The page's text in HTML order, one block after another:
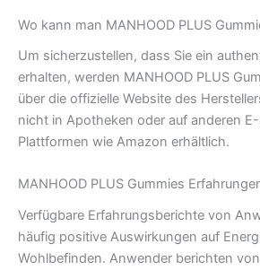
Wo kann man MANHOOD PLUS
Um sicherzustellen, dass Sie ein
erhalten, werden MANHOOD PLUS
über die offizielle Website des
nicht in Apotheken oder auf anderen
Plattformen wie Amazon erhältlich.
MANHOOD PLUS Gummies
Verfügbare Erfahrungsberichte von
häufig positive Auswirkungen auf
Wohlbefinden. Anwender berichten